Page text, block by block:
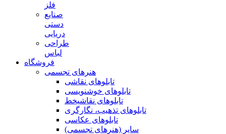
فلز
صنایع
دستی
دریایی
طراحی
لباس
فروشگاه
هنرهای تجسمی
تابلوهای نقاشی
تابلوهای خوشنویسی
تابلوهای نقاشیخط
تابلوهای تذهیب، نگارگری
تابلوهای عکاسی
سایر (هنرهای تجسمی)